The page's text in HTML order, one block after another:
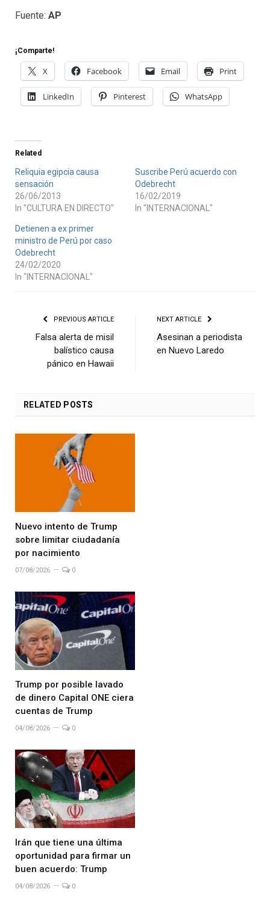
Fuente: AP
¡Comparte!
X Facebook Email Print
LinkedIn Pinterest WhatsApp
Related
Reliquia egipcia causa
sensación
26/06/2013
In "CULTURA EN DIRECTO"
Suscribe Perú acuerdo con
Odebrecht
16/02/2019
In "INTERNACIONAL"
Detienen a ex primer
ministro de Perú por caso
Odebrecht
24/02/2020
In "INTERNACIONAL"
PREVIOUS ARTICLE
Falsa alerta de misil
balístico causa
pánico en Hawaii
NEXT ARTICLE
Asesinan a periodista
en Nuevo Laredo
RELATED POSTS
Nuevo intento de Trump
sobre limitar ciudadanía
por nacimiento
07/08/2026 0
Trump por posible lavado
de dinero Capital ONE ciera
cuentas de Trump
04/08/2026 0
Irán que tiene una última
oportunidad para firmar un
buen acuerdo: Trump
04/08/2026 0